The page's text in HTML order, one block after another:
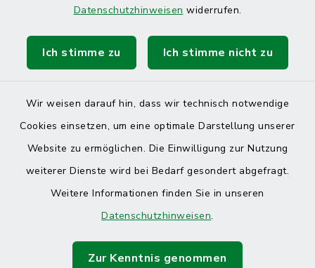
Datenschutzhinweisen widerrufen.
Ich stimme zu Ich stimme nicht zu
Wir weisen darauf hin, dass wir technisch notwendige
Cookies einsetzen, um eine optimale Darstellung unserer
Website zu ermöglichen. Die Einwilligung zur Nutzung
weiterer Dienste wird bei Bedarf gesondert abgefragt.
Weitere Informationen finden Sie in unseren
Datenschutzhinweisen.
Zur Kenntnis genommen
Barrierefreiheit